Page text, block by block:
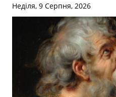
Неділя, 9 Серпня, 2026